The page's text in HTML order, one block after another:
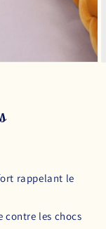
rappelant le
contre les chocs